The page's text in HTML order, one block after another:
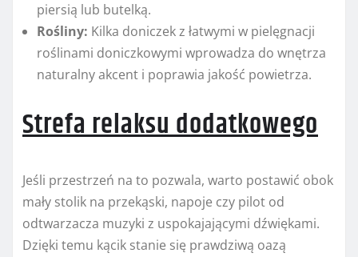
piersią lub butelką.
Rośliny: Kilka doniczek z łatwymi w pielęgnacji
roślinami doniczkowymi wprowadza do wnętrza
naturalny akcent i poprawia jakość powietrza.
Strefa relaksu dodatkowego
Jeśli przestrzeń na to pozwala, warto postawić obok
mały stolik na przekąski, napoje czy pilot od
odtwarzacza muzyki z uspokajającymi dźwiękami.
Dzięki temu kącik stanie się prawdziwą oazą